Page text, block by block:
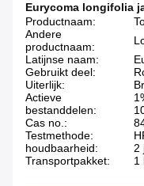
Eurycoma longifolia
Productnaam:
Andere
productnaam:
Latijnse naam:
Gebruikt deel:
Uiterlijk:
Actieve
bestanddelen:
Cas no.:
Testmethode:
houdbaarheid:
2
Transportpakket:
1